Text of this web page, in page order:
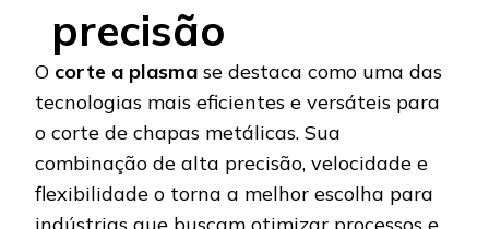
precisão
O corte a plasma se destaca como uma das
tecnologias mais eficientes e versáteis para
o corte de chapas metálicas. Sua
combinação de alta precisão, velocidade e
flexibilidade o torna a melhor escolha para
indústrias que buscam otimizar processos e